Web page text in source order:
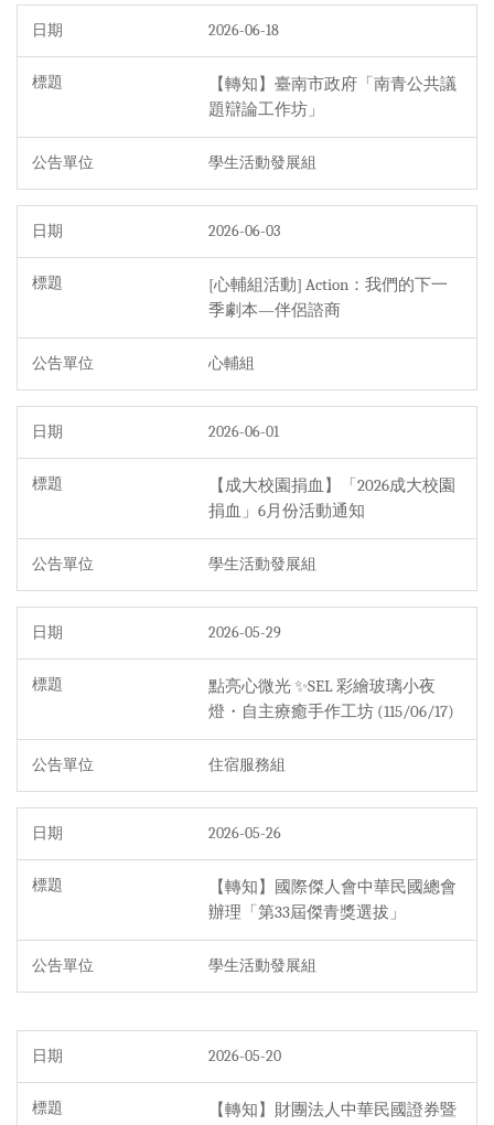
2026-06-18
【轉知】臺南市政府「南青公共議
題辯論工作坊」
學生活動發展組
2026-06-03
[心輔組活動] Action：我們的下一
季劇本—伴侶諮商
心輔組
2026-06-01
【成大校園捐血】「2026成大校園
捐血」6月份活動通知
學生活動發展組
2026-05-29
點亮心微光 ✨SEL 彩繪玻璃小夜
燈・自主療癒手作工坊 (115/06/17)
住宿服務組
2026-05-26
【轉知】國際傑人會中華民國總會
辦理「第33屆傑青獎選拔」
學生活動發展組
2026-05-20
【轉知】財團法人中華民國證券暨